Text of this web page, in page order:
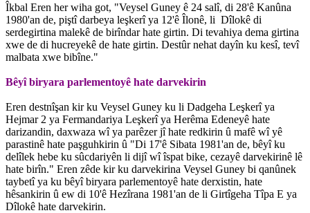
Îkbal Eren her wiha got, "Veysel Guney ê 24 salî, di 28'ê Kanûna
1980'an de, piştî darbeya leşkerî ya 12'ê Îlonê, li Dîlokê di
serdegirtina malekê de birîndar hate girtin. Di tevahiya dema girtina
xwe de di hucreyekê de hate girtin. Destûr nehat dayîn ku kesî, tevî
malbata xwe bibîne."
Bêyî biryara parlementoyê hate darvekirin
Eren destnîşan kir ku Veysel Guney ku li Dadgeha Leşkerî ya
Hejmar 2 ya Fermandariya Leşkerî ya Herêma Edeneyê hate
darizandin, daxwaza wî ya parêzer jî hate redkirin û mafê wî yê
parastinê hate paşguhkirin û "Di 17'ê Sibata 1981'an de, bêyî ku
delîlek hebe ku sûcdariyên li dijî wî îspat bike, cezayê darvekirinê lê
hate birîn." Eren zêde kir ku darvekirina Veysel Guney bi qanûnek
taybetî ya ku bêyî biryara parlementoyê hate derxistin, hate
hêsankirin û ew di 10'ê Hezîrana 1981'an de li Girtîgeha Tîpa E ya
Dîlokê hate darvekirin.